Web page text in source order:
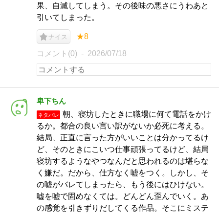
果、自滅してしまう。その後味の悪さにうわあと
引いてしまった。
ナイス ★8
コメント(0) 2026/07/18
卑下ちん
ネタバレ
朝、寝坊したときに職場に何て電話をかけ
るか。都合の良い言い訳がないか必死に考える。
結局、正直に言った方がいいことは分かってるけ
ど、そのときにこいつ仕事頑張ってるけど、結局
寝坊するようなやつなんだと思われるのは堪らな
く嫌だ。だから、仕方なく嘘をつく。しかし、そ
の嘘がバレてしまったら、もう後にはひけない。
嘘を嘘で固めなくては。どんどん歪んでいく。あ
の感覚を引きずりだしてくる作品。そこにミステ